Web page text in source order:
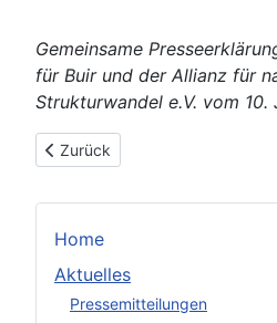
Home
Aktuelles
Pressemitteilungen
Gemeinsame
für Buir und der Allianz für
Strukturwandel e.V. vom 10.
Vorheriger Beitrag:
Zurück